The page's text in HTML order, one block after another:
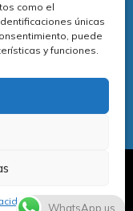
como el
únicas
puede
y funciones.
Aviso Legal
Finalizar Compra
WhatsApp us